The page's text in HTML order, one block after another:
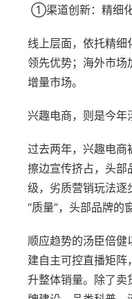
①渠道创新：精细
线上层面，依托精细
领先优势；海外市场
增量市场。
兴趣电商，则是今年
过去两年，兴趣电商
擦边宣传挤占，头部
级，劣质营销玩法逐
“质量”，头部品牌的
顺应趋势的汤臣倍
建自主可控直播矩阵
升整体销量。除了卖